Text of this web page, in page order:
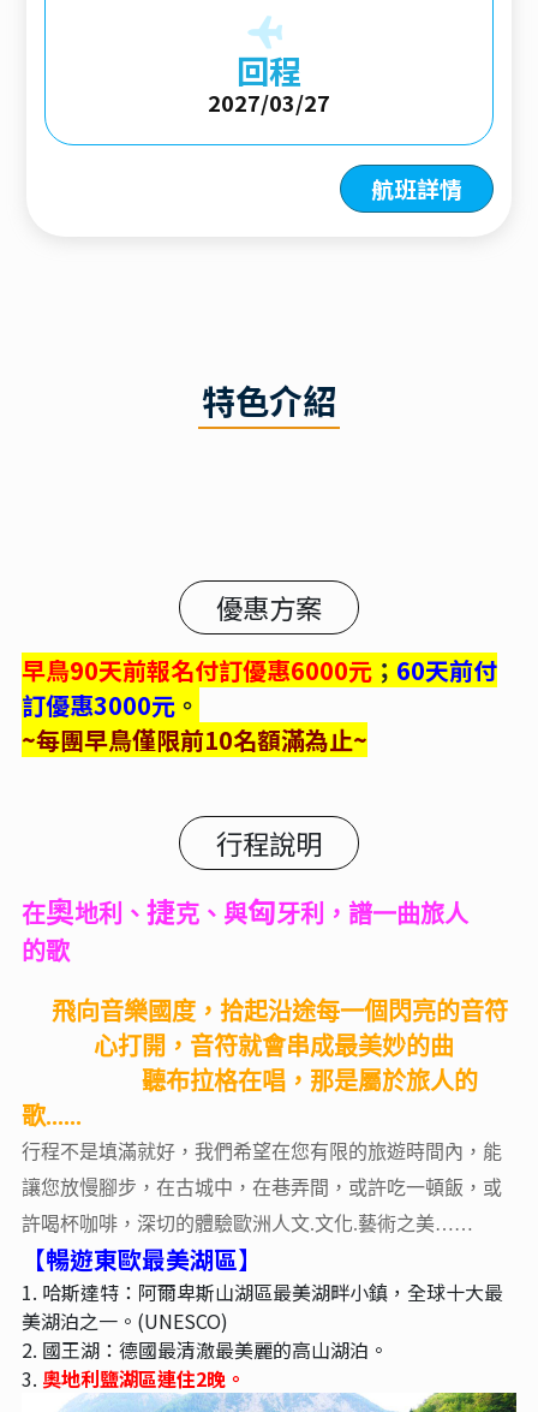
回程
2027/03/27
航班詳情
特色介紹
優惠方案
早鳥90天前報名付訂優惠6000元； 60天前付
訂優惠3000元。
~每團早鳥僅限前10名額滿為止~
行程說明
在奧地利、 捷克、與匈牙利，譜一曲旅人
的歌
飛向音樂國度，拾起沿途每一個閃亮的音符
心打開，音符就會串成最美妙的曲
聽布拉格在唱，那是屬於旅人的
歌......
行程不是填滿就好，我們希望在您有限的旅遊時間內，能
讓您放慢腳步，在古城中，在巷弄間，或許吃一頓飯，或
許喝杯咖啡，深切的體驗歐洲人文.文化.藝術之美……
【暢遊東歐最美湖區】
1. 哈斯達特：阿爾卑斯山湖區最美湖畔小鎮，全球十大最
美湖泊之一。(UNESCO)
2. 國王湖：德國最清澈最美麗的高山湖泊。
3. 奧地利鹽湖區連住2晚。